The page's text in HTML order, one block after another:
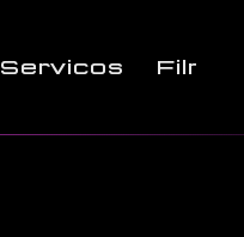
Serviços Filmes